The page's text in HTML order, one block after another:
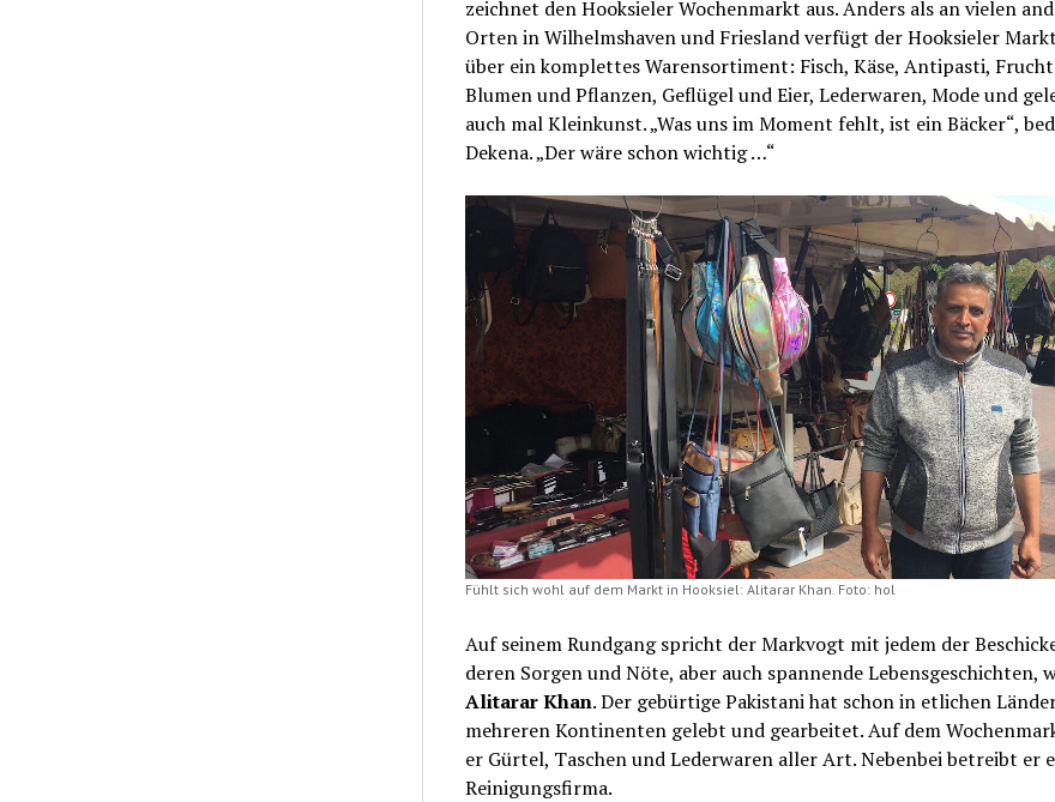
zeichnet den Hooksieler Wochenmarkt aus. Anders als an vielen
Orten in Wilhelmshaven und Friesland verfügt der Hooksieler
über ein komplettes Warensortiment: Fisch, Käse, Antipasti,
Blumen und Pflanzen, Geflügel und Eier, Lederwaren, Mode und
auch mal Kleinkunst. „Was uns im Moment fehlt, ist ein Bäcker“,
Dekena. „Der wäre schon wichtig …“
Fühlt sich wohl auf dem Markt in Hooksiel: Alitarar Khan. Foto: hol
Auf seinem Rundgang spricht der Markvogt mit jedem der
deren Sorgen und Nöte, aber auch spannende Lebensgeschichten,
Alitarar Khan. Der gebürtige Pakistani hat schon in etlichen
mehreren Kontinenten gelebt und gearbeitet. Auf dem
er Gürtel, Taschen und Lederwaren aller Art. Nebenbei betreibt er
Reinigungsfirma.